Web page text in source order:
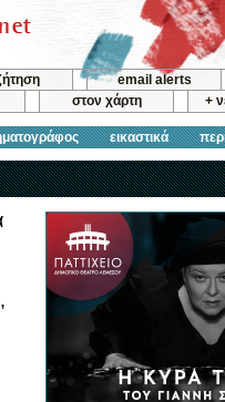
email alerts
στον χάρτη +
εικαστικά